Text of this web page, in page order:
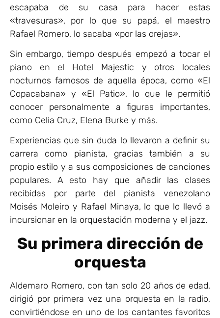
escapaba de su casa para hacer estas
«travesuras», por lo que su papá, el maestro
Rafael Romero, lo sacaba «por las orejas».
Sin embargo, tiempo después empezó a tocar el
piano en el Hotel Majestic y otros locales
nocturnos famosos de aquella época, como «El
Copacabana» y «El Patio», lo que le permitió
conocer personalmente a figuras importantes,
como Celia Cruz, Elena Burke y más.
Experiencias que sin duda lo llevaron a definir su
carrera como pianista, gracias también a su
propio estilo y a sus composiciones de canciones
populares. A esto hay que añadir las clases
recibidas por parte del pianista venezolano
Moisés Moleiro y Rafael Minaya, lo que lo llevó a
incursionar en la orquestación moderna y el jazz.
Su primera dirección de
orquesta
Aldemaro Romero, con tan solo 20 años de edad,
dirigió por primera vez una orquesta en la radio,
convirtiéndose en uno de los cantantes favoritos